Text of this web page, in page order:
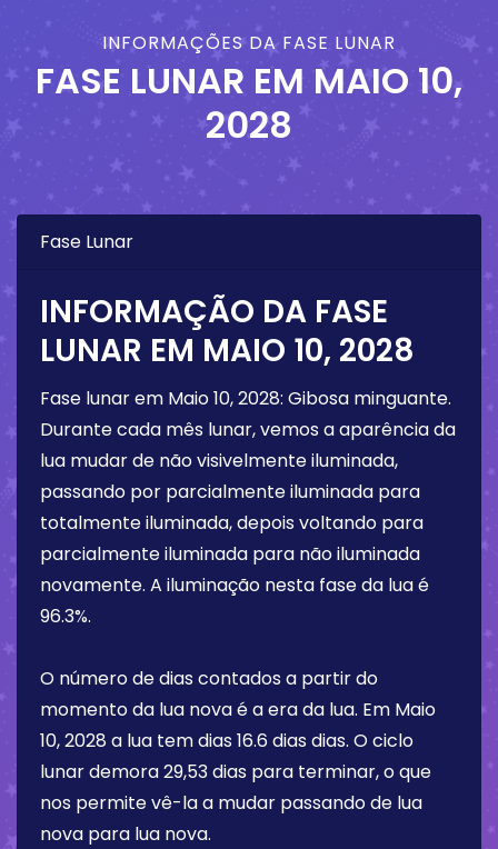
INFORMAÇÕES DA FASE LUNAR
FASE LUNAR EM MAIO 10,
2028
Fase Lunar
INFORMAÇÃO DA FASE
LUNAR EM MAIO 10, 2028
Fase lunar em Maio 10, 2028: Gibosa minguante.
Durante cada mês lunar, vemos a aparência da
lua mudar de não visivelmente iluminada,
passando por parcialmente iluminada para
totalmente iluminada, depois voltando para
parcialmente iluminada para não iluminada
novamente. A iluminação nesta fase da lua é
96.3%.
O número de dias contados a partir do
momento da lua nova é a era da lua. Em Maio
10, 2028 a lua tem dias 16.6 dias dias. O ciclo
lunar demora 29,53 dias para terminar, o que
nos permite vê-la a mudar passando de lua
nova para lua nova.